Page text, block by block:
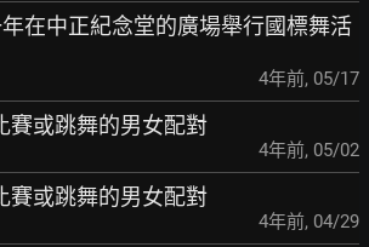
在中正紀念堂的廣場舉行國標舞活
4年前, 05/17
賽或跳舞的男女配對
4年前, 05/02
賽或跳舞的男女配對
4年前, 04/29